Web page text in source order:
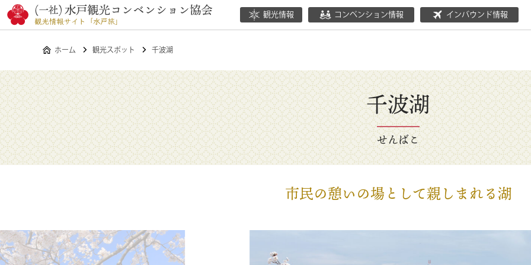
観光情報 コンベンション情報 インバウンド情報
ホーム 観光スポット 千波湖
千波湖
せんばこ
市民の憩いの場として親しまれる湖